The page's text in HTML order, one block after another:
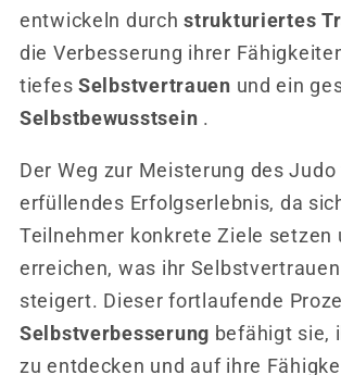
entwickeln durchstrukturiertes
die Verbesserung ihrer
tiefesSelbstvertrauen und ein
Selbstbewusstsein .
Der Weg zur Meisterung des
erfüllendes Erfolgserlebnis, da
Teilnehmer konkrete Ziele setzen
erreichen, was ihr
steigert. Dieser fortlaufende
Selbstverbesserung befähigt sie,
zu entdecken und auf ihre